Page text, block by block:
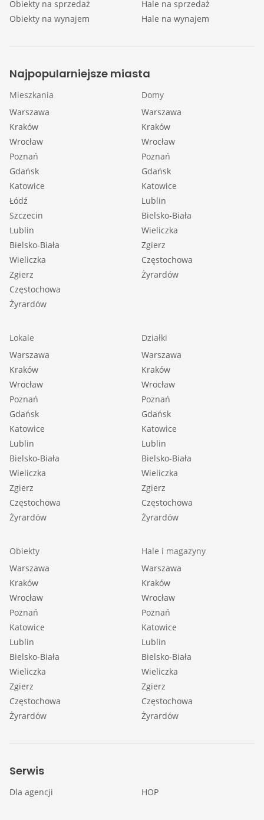
Obiekty na sprzedaż
Obiekty na wynajem
Hale na sprzedaż
Hale na wynajem
Najpopularniejsze miasta
Mieszkania
Warszawa
Kraków
Wrocław
Poznań
Gdańsk
Katowice
Łódź
Szczecin
Lublin
Bielsko-Biała
Wieliczka
Zgierz
Częstochowa
Żyrardów
Domy
Warszawa
Kraków
Wrocław
Poznań
Gdańsk
Katowice
Lublin
Bielsko-Biała
Wieliczka
Zgierz
Częstochowa
Żyrardów
Lokale
Warszawa
Kraków
Wrocław
Poznań
Gdańsk
Katowice
Lublin
Bielsko-Biała
Wieliczka
Zgierz
Częstochowa
Żyrardów
Działki
Warszawa
Kraków
Wrocław
Poznań
Gdańsk
Katowice
Lublin
Bielsko-Biała
Wieliczka
Zgierz
Częstochowa
Żyrardów
Obiekty
Warszawa
Kraków
Wrocław
Poznań
Katowice
Lublin
Bielsko-Biała
Wieliczka
Zgierz
Częstochowa
Żyrardów
Hale i magazyny
Warszawa
Kraków
Wrocław
Poznań
Katowice
Lublin
Bielsko-Biała
Wieliczka
Zgierz
Częstochowa
Żyrardów
Serwis
Dla agencji HOP